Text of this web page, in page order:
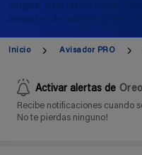
Original Galletas de Cacao
paquetes de galletas Oreo
Inicio Avisador PRO
Activar alertas de
Recibe notificaciones cuando
No te pierdas ninguno!